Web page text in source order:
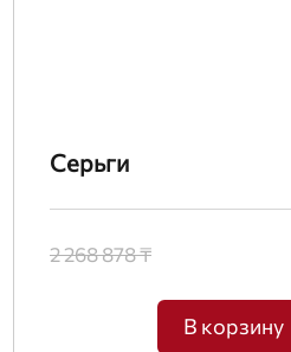
Серьги
2 268 878 ₸
В корзину